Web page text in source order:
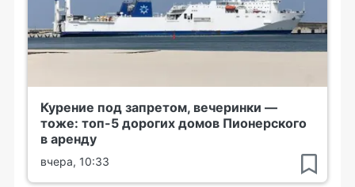
Курение под запретом, вечеринки —
тоже: топ-5 дорогих домов Пионерского
в аренду
вчера, 10:33